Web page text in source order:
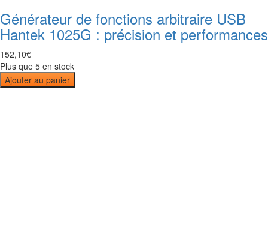
Générateur de fonctions arbitraire USB
Hantek 1025G : précision et performances
152,10€
Plus que 5 en stock
Ajouter au panier